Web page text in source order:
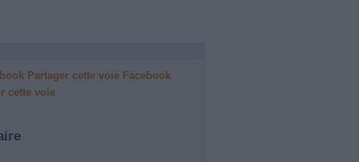
Facebook
cette voie